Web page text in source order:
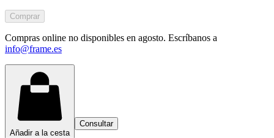
Comprar
Compras online no disponibles en agosto. Escríbanos a
info@frame.es
Añadir a la cesta
Consultar